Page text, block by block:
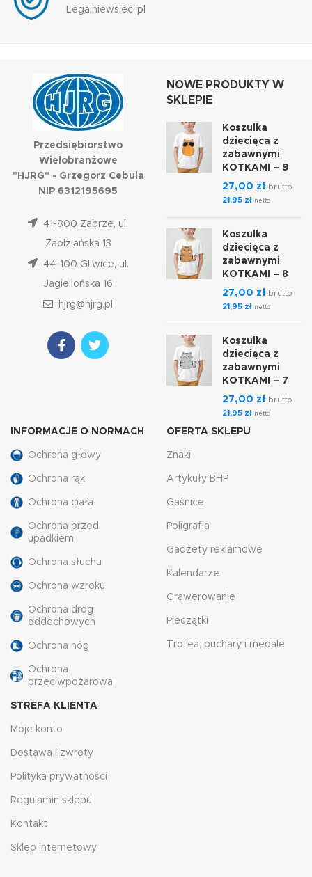
Legalniewsieci.pl
Przedsiębiorstwo
Wielobranżowe
"HJRG" - Grzegorz Cebula
NIP 6312195695
41-800 Zabrze, ul.
Zaolziańska 13
44-100 Gliwice, ul.
Jagiellońska 16
hjrg@hjrg.pl
NOWE PRODUKTY W
SKLEPIE
Koszulka
dziecięca z
zabawnymi
KOTKAMI – 9
27,00 zł brutto
21,95 zł netto
Koszulka
dziecięca z
zabawnymi
KOTKAMI – 8
27,00 zł brutto
21,95 zł netto
Koszulka
dziecięca z
zabawnymi
KOTKAMI – 7
27,00 zł brutto
21,95 zł netto
INFORMACJE O NORMACH
Ochrona głowy
Ochrona rąk
Ochrona ciała
Ochrona przed
upadkiem
Ochrona słuchu
Ochrona wzroku
Ochrona drog
oddechowych
Ochrona nóg
Ochrona
przeciwpożarowa
OFERTA SKLEPU
Znaki
Artykuły BHP
Gaśnice
Poligrafia
Gadżety reklamowe
Kalendarze
Grawerowanie
Pieczątki
Trofea, puchary i medale
STREFA KLIENTA
Moje konto
Dostawa i zwroty
Polityka prywatności
Regulamin sklepu
Kontakt
Sklep internetowy